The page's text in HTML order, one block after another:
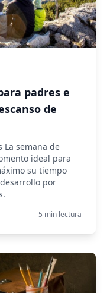
padres e
de
La semana de
ideal para
su tiempo
por
5 min lectura